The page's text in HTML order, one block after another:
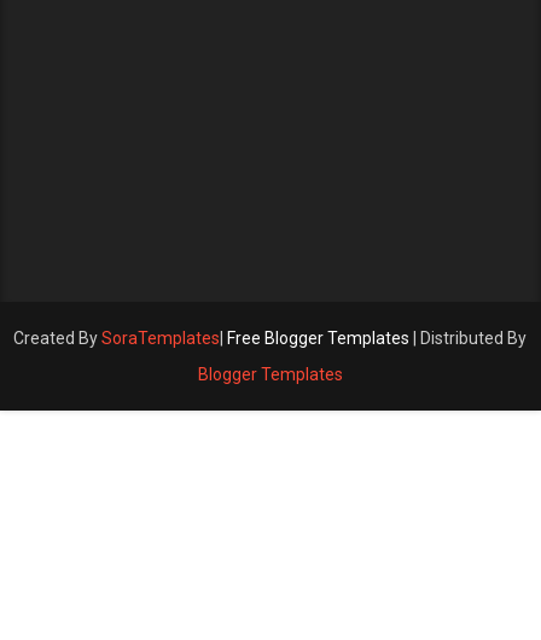
Created BySoraTemplates Free Blogger Templates | Distributed By
Blogger Templates